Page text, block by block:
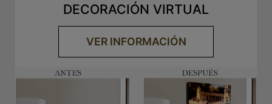
DECORACIÓN VIRTUAL
VER INFORMACIÓN